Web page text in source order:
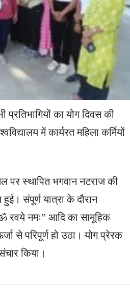
का योग दिवस की
में कार्यरत महिला कर्मियों
पर स्थापित भगवान नटराज की
संपूर्ण यात्रा के दौरान
रवये नमः” आदि का सामूहिक
से परिपूर्ण हो उठा। योग प्रेरक
किया।